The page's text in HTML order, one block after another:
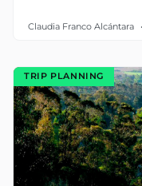
Claudia Franco Alcántara
TRIP PLANNING